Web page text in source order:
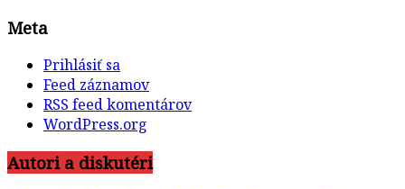
Meta
Prihlásiť sa
Feed záznamov
RSS feed komentárov
WordPress.org
Autori a diskutéri